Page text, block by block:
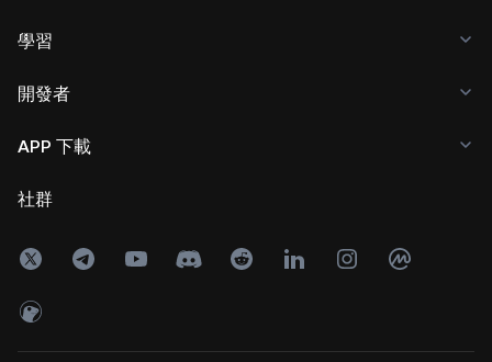
學習
開發者
APP 下載
社群